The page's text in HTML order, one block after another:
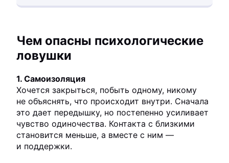
Чем опасны психологические
ловушки
1. Самоизоляция
Хочется закрыться, побыть одному, никому
не объяснять, что происходит внутри. Сначала
это дает передышку, но постепенно усиливает
чувство одиночества. Контакта с близкими
становится меньше, а вместе с ним —
и поддержки.